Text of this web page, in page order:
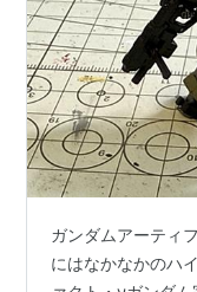
ガンダムアーティ
にはなかなかのハ